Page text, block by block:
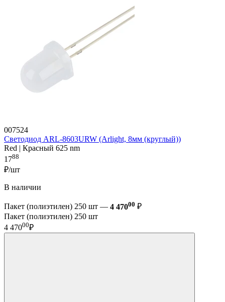
007524
Светодиод ARL-8603URW (Arlight, 8мм (круглый))
Red | Красный 625 nm
1788
₽/шт
В наличии
Пакет (полиэтилен) 250 шт — 4 47000 ₽
Пакет (полиэтилен) 250 шт
4 47000₽